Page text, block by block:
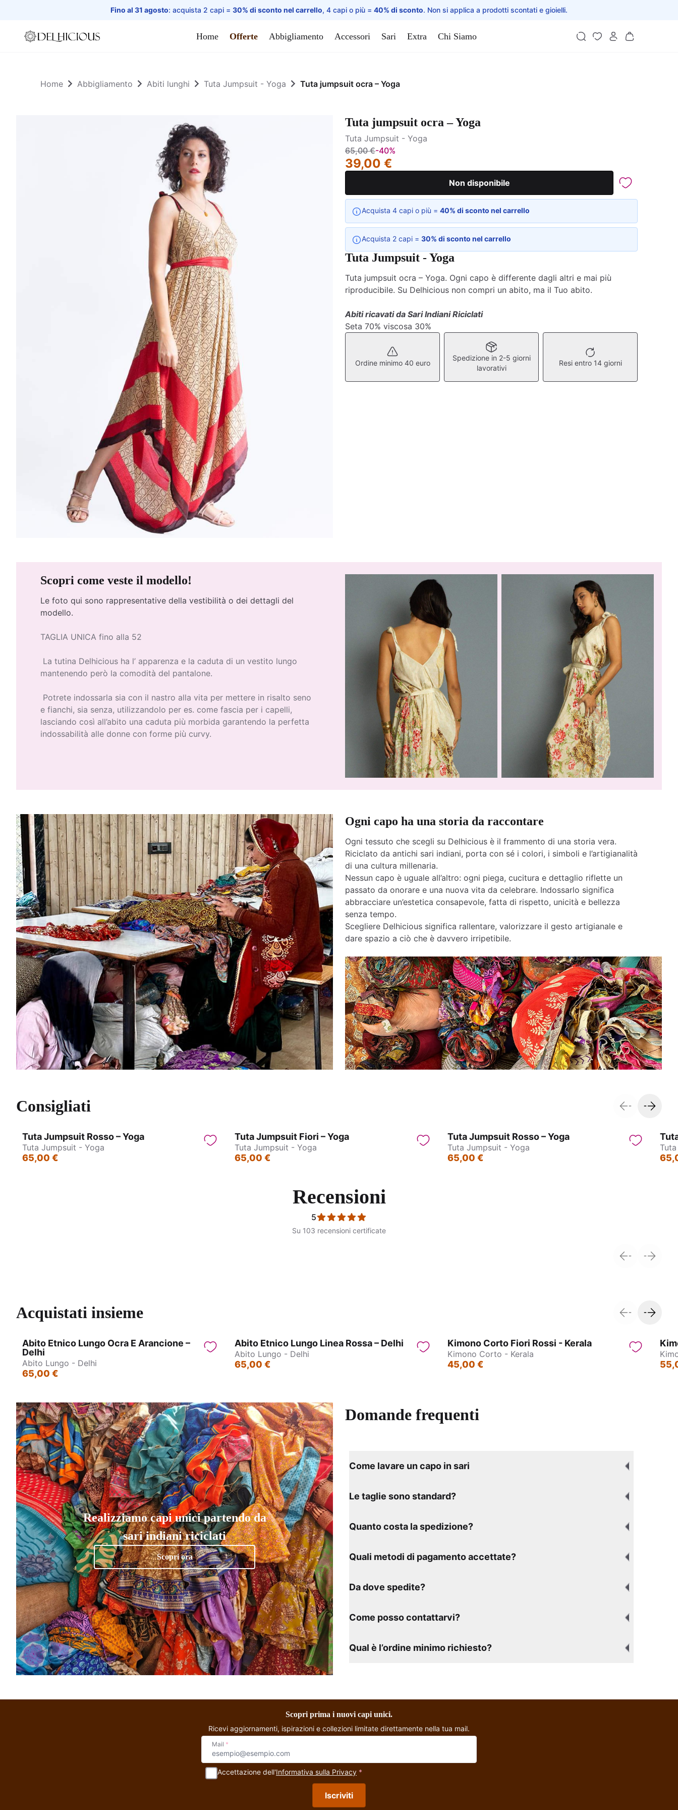
Fino al 31 agosto: acquista 2 capi = 30% di sconto nel carrello, 4 capi o più = 40% di sconto. Non si applica a prodotti scontati e gioielli.
Home
Home Offerte Abbigliamento Accessori Sari Extra Chi Siamo
Home Abbigliamento Abiti lunghi Tuta Jumpsuit - Yoga Tuta jumpsuit ocra – Yoga
Tuta jumpsuit ocra – Yoga
Tuta Jumpsuit - Yoga
65,00 €-40%
39,00 €
Non disponibile
Acquista 4 capi o più = 40% di sconto nel carrello
Acquista 2 capi = 30% di sconto nel carrello
Tuta Jumpsuit - Yoga
Tuta jumpsuit ocra – Yoga. Ogni capo è differente dagli altri e mai più
riproducibile. Su Delhicious non compri un abito, ma il Tuo abito.
Abiti ricavati da Sari Indiani Riciclati
Seta 70% viscosa 30%
Ordine minimo 40 euro
Spedizione in 2-5 giorni
lavorativi
Resi entro 14 giorni
Scopri come veste il modello!
Le foto qui sono rappresentative della vestibilità o dei dettagli del
modello.
TAGLIA UNICA fino alla 52
La tutina Delhicious ha l’ apparenza e la caduta di un vestito lungo
mantenendo però la comodità del pantalone.
Potrete indossarla sia con il nastro alla vita per mettere in risalto seno
e fianchi, sia senza, utilizzandolo per es. come fascia per i capelli,
lasciando così all’abito una caduta più morbida garantendo la perfetta
indossabilità alle donne con forme più curvy.
Ogni capo ha una storia da raccontare
Ogni tessuto che scegli su Delhicious è il frammento di una storia vera.
Riciclato da antichi sari indiani, porta con sé i colori, i simboli e l’artigianalità
di una cultura millenaria.
Nessun capo è uguale all’altro: ogni piega, cucitura e dettaglio riflette un
passato da onorare e una nuova vita da celebrare. Indossarlo significa
abbracciare un’estetica consapevole, fatta di rispetto, unicità e bellezza
senza tempo.
Scegliere Delhicious significa rallentare, valorizzare il gesto artigianale e
dare spazio a ciò che è davvero irripetibile.
Consigliati
Tuta Jumpsuit Rosso – Yoga
Tuta Jumpsuit - Yoga
65,00 €
Tuta Jumpsuit Fiori – Yoga
Tuta Jumpsuit - Yoga
65,00 €
Tuta Jumpsuit Rosso – Yoga
Tuta Jumpsuit - Yoga
65,00 €
Recensioni
5
Su 103 recensioni certificate
Acquistati insieme
Abito Etnico Lungo Ocra E Arancione –
Delhi
Abito Lungo - Delhi
65,00 €
Abito Etnico Lungo Linea Rossa – Delhi
Abito Lungo - Delhi
65,00 €
Kimono Corto Fiori Rossi - Kerala
Kimono Corto - Kerala
45,00 €
Realizziamo capi unici partendo da
sari indiani riciclati
Scopri ora
Domande frequenti
Come lavare un capo in sari
Le taglie sono standard?
Quanto costa la spedizione?
Quali metodi di pagamento accettate?
Da dove spedite?
Come posso contattarvi?
Qual è l’ordine minimo richiesto?
Scopri prima i nuovi capi unici.
Ricevi aggiornamenti, ispirazioni e collezioni limitate direttamente nella tua mail.
Mail *
Accettazione dell'Informativa sulla Privacy *
Iscriviti